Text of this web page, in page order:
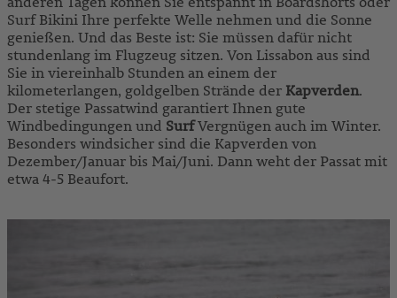
Surf Bikini Ihre perfekte Welle nehmen und die Sonne
genießen. Und das Beste ist: Sie müssen dafür nicht
stundenlang im Flugzeug sitzen. Von Lissabon aus sind
Sie in viereinhalb Stunden an einem der
kilometerlangen, goldgelben Strände der Kapverden.
Der stetige Passatwind garantiert Ihnen gute
Windbedingungen und SurfVergnügen auch im Winter.
Besonders windsicher sind die Kapverden von
Dezember/Januar bis Mai/Juni. Dann weht der Passat mit
etwa 4-5 Beaufort.